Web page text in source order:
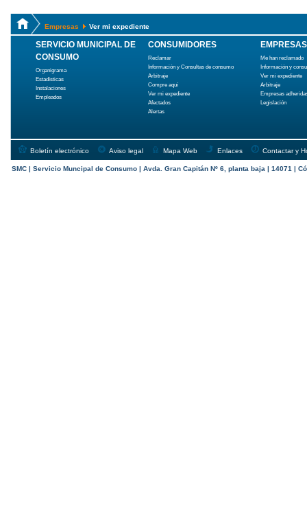
Empresas Ver mi expediente
SERVICIO MUNICIPAL DE
CONSUMO
Organigrama
Estadísticas
Instalaciones
Empleados
CONSUMIDORES
Reclamar
Información y Consultas de consumo
Arbitraje
Compre aquí
Ver mi expediente
Afectados
Alertas
EMPRESAS
Me han reclamado
Información y
Ver mi expediente
Arbitraje
Empresas
Legislación
Boletín electrónico Aviso legal Mapa Web Enlaces Contactar y
SMC | Servicio Muncipal de Consumo | Avda. Gran Capitán Nº 6, planta baja | 14071 |